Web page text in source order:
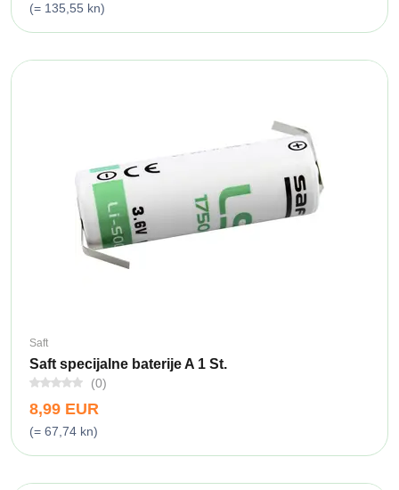
(= 135,55 kn)
Saft
Saft specijalne baterije A 1 St.
(0)
8,99 EUR
(= 67,74 kn)